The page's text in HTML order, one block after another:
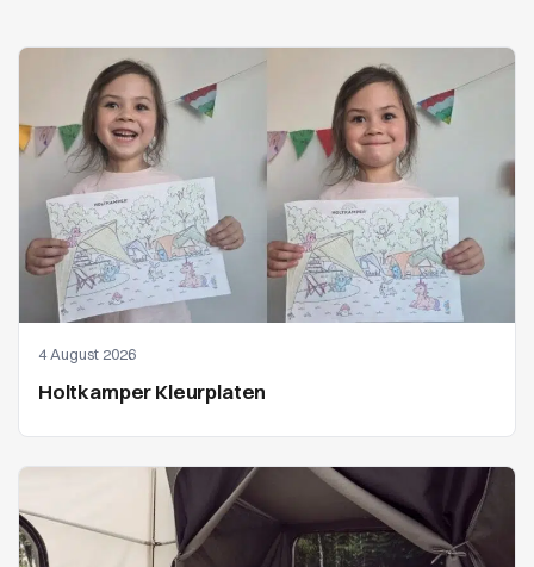
4 August 2026
Holtkamper Kleurplaten